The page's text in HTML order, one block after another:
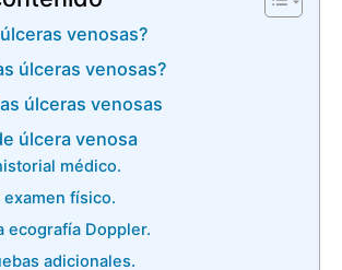
venosas?
úlceras venosas?
úlceras venosas
úlcera venosa
médico.
examen físico.
ecografía Doppler.
adicionales.